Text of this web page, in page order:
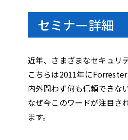
セミナー詳細
近年、さまざまなセキュリ
こちらは2011年に
内外問わず何も信頼できな
なぜ今このワードが注目さ
ます。